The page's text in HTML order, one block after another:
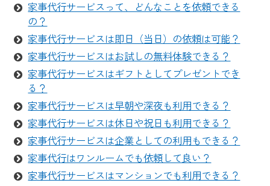
家事代行サービスって、どんなことを依頼できる
の？
家事代行サービスは即日（当日）の依頼は可能？
家事代行サービスはお試しの無料体験できる？
家事代行サービスはギフトとしてプレゼントでき
る？
家事代行サービスは早朝や深夜も利用できる？
家事代行サービスは休日や祝日も利用できる？
家事代行サービスは企業としての利用もできる？
家事代行はワンルームでも依頼して良い？
家事代行サービスはマンションでも利用できる？